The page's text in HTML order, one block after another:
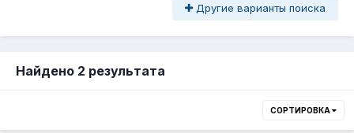
Другие варианты поиска
Найдено 2 результата
СОРТИРОВКА